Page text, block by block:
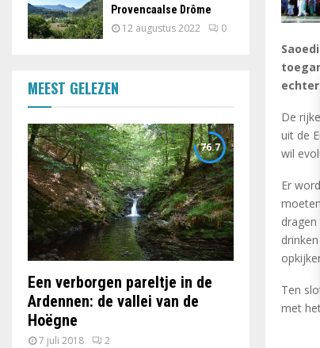
De
uit de
wil
Er
Ten
met
Provencaalse Drôme
12 augustus 2022 0
MEEST GELEZEN
Een verborgen pareltje in de
Ardennen: de vallei van de
Hoëgne
7 juli 2018 2
76.7